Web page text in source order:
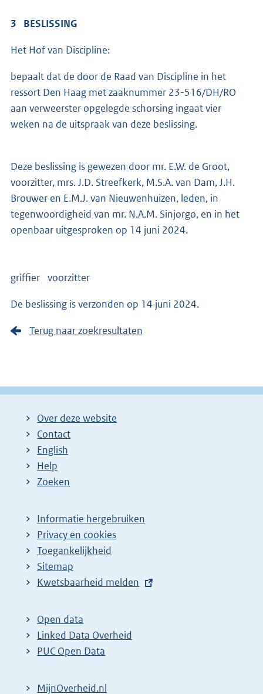
3 BESLISSING
Het Hof van Discipline:
bepaalt dat de door de Raad van Discipline in het
ressort Den Haag met zaaknummer 23-516/DH/RO
aan verweerster opgelegde schorsing ingaat vier
weken na de uitspraak van deze beslissing.
Deze beslissing is gewezen door mr. E.W. de Groot,
voorzitter, mrs. J.D. Streefkerk, M.S.A. van Dam, J.H.
Brouwer en E.M.J. van Nieuwenhuizen, leden, in
tegenwoordigheid van mr. N.A.M. Sinjorgo, en in het
openbaar uitgesproken op 14 juni 2024.
griffier voorzitter
De beslissing is verzonden op 14 juni 2024.
Terug naar zoekresultaten
Over deze website
Contact
English
Help
Zoeken
Informatie hergebruiken
Privacy en cookies
Toegankelijkheid
Sitemap
E
t
e
r
Kwetsbaarheid melden
Open data
Linked Data Overheid
PUC Open Data
MijnOverheid.nl